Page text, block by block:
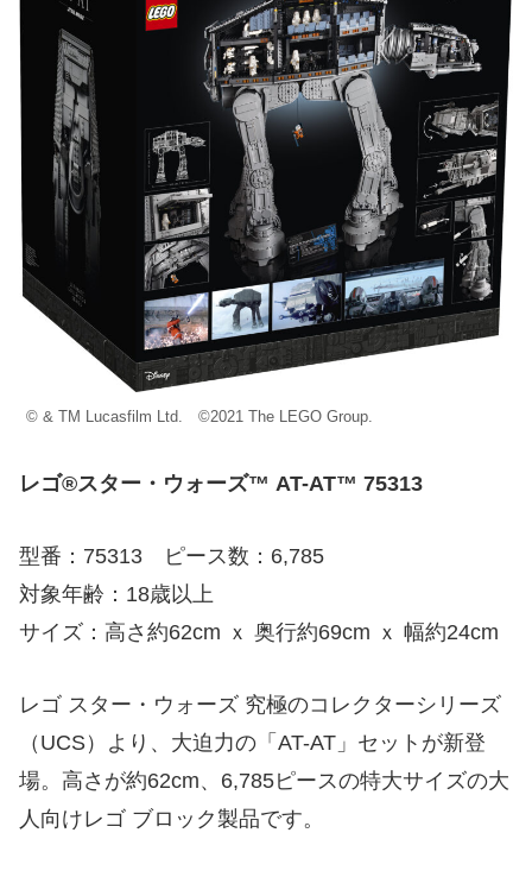
© & TM Lucasfilm Ltd. ©2021 The LEGO Group.
レゴ®スター・ウォーズ™ AT-AT™ 75313
型番：75313 ピース数：6,785
対象年齢：18歳以上
サイズ：高さ約62cm ｘ 奥行約69cm ｘ 幅約24cm
レゴ スター・ウォーズ 究極のコレクターシリーズ
（UCS）より、大迫力の「AT-AT」セットが新登
場。高さが約62cm、6,785ピースの特大サイズの大
人向けレゴ ブロック製品です。